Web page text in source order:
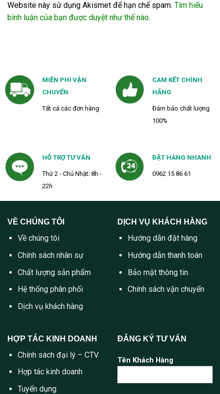
Website này sử dụng Akismet để hạn chế spam. Tìm hiểu
bình luận của bạn được duyệt như thế nào.
MIỄN PHÍ VẬN
CHUYỂN
Tất cả các đơn hàng
CAM KẾT CHÍNH
HÃNG
Đảm bảo chất lượng
100%
HỖ TRỢ TƯ VẤN
Thứ 2 - Chủ Nhật: 8h -
22h
ĐẶT HÀNG NHANH
0962 15 86 61
VỀ CHÚNG TÔI
Về chúng tôi
Chính sách nhân sự
Chất lượng sản phẩm
Hệ thống phân phối
Dịch vụ khách hàng
DỊCH VỤ KHÁCH HÀNG
Hướng dẫn đặt hàng
Hướng dẫn thanh toán
Bảo mật thông tin
Chính sách vận chuyển
HỢP TÁC KINH DOANH
Chính sách đại lý – CTV
Hợp tác kinh doanh
Tuyển dụng
ĐĂNG KÝ TƯ VẤN
Tên Khách Hàng